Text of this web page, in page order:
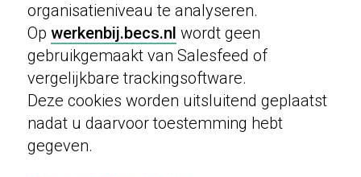
organisatieniveau te analyseren.
Op werkenbij.becs.nl wordt geen
gebruikgemaakt van Salesfeed of
vergelijkbare trackingsoftware.
Deze cookies worden uitsluitend geplaatst
nadat u daarvoor toestemming hebt
gegeven.